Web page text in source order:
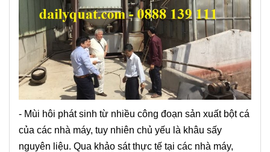
- Mùi hôi phát sinh từ nhiều công đoạn sản xuất bột cá
của các nhà máy, tuy nhiên chủ yếu là khâu sấy
nguyên liệu. Qua khảo sát thực tế tại các nhà máy,